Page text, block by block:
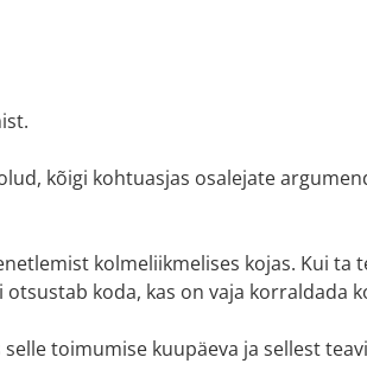
kõigi kohtuasjas osalejate
kolmeliikmelises kojas. Kui ta
koda, kas on vaja korraldada
toimumise kuupäeva ja sellest